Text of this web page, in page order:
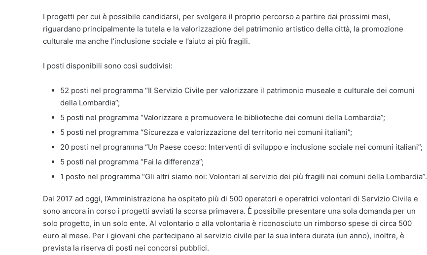
I progetti per cui è possibile candidarsi, per svolgere il proprio percorso a partire dai prossimi mesi,
riguardano principalmente la tutela e la valorizzazione del patrimonio artistico della città, la promozione
culturale ma anche l’inclusione sociale e l’aiuto ai più fragili.
I posti disponibili sono così suddivisi:
52 posti nel programma “Il Servizio Civile per valorizzare il patrimonio museale e culturale dei comuni
della Lombardia”;
5 posti nel programma “Valorizzare e promuovere le biblioteche dei comuni della Lombardia”;
5 posti nel programma “Sicurezza e valorizzazione del territorio nei comuni italiani”;
20 posti nel programma “Un Paese coeso: Interventi di sviluppo e inclusione sociale nei comuni italiani”;
5 posti nel programma “Fai la differenza”;
1 posto nel programma “Gli altri siamo noi: Volontari al servizio dei più fragili nei comuni della Lombardia”.
Dal 2017 ad oggi, l’Amministrazione ha ospitato più di 500 operatori e operatrici volontari di Servizio Civile e
sono ancora in corso i progetti avviati la scorsa primavera. È possibile presentare una sola domanda per un
solo progetto, in un solo ente. Al volontario o alla volontaria è riconosciuto un rimborso spese di circa 500
euro al mese. Per i giovani che partecipano al servizio civile per la sua intera durata (un anno), inoltre, è
prevista la riserva di posti nei concorsi pubblici.